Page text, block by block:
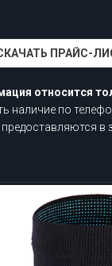
ПРАЙС-
относится
наличие по
в